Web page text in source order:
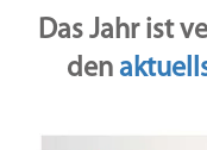
Das Jahr ist
den